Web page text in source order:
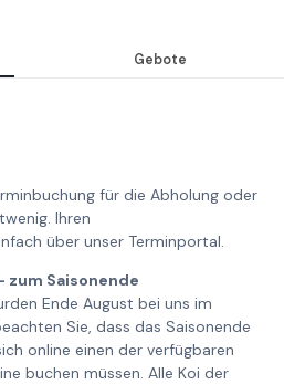
Gebote
für die Abholung oder
Ihren
über unser Terminportal.
zum Saisonende
Ende August bei uns im
Sie, dass das Saisonende
online einen der verfügbaren
buchen müssen. Alle Koi der